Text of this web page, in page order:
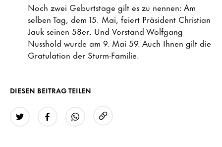
Noch zwei Geburtstage gilt es zu nennen: Am
selben Tag, dem 15. Mai, feiert Präsident Christian
Jauk seinen 58er. Und Vorstand Wolfgang
Nusshold wurde am 9. Mai 59. Auch Ihnen gilt die
Gratulation der Sturm-Familie.
DIESEN BEITRAG TEILEN